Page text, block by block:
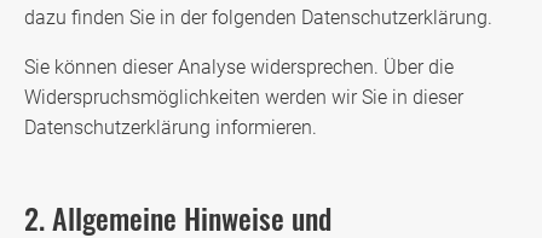
dazu finden Sie in der folgenden Datenschutzerklärung.
Sie können dieser Analyse widersprechen. Über die
Widerspruchsmöglichkeiten werden wir Sie in dieser
Datenschutzerklärung informieren.
2. Allgemeine Hinweise und